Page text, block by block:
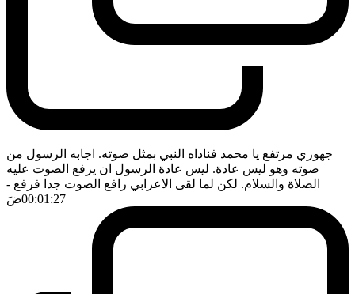
جهوري مرتفع يا محمد فناداه النبي بمثل صوته. اجابه الرسول من
صوته وهو ليس عادة. ليس عادة الرسول ان يرفع الصوت عليه
الصلاة والسلام. لكن لما لقى الاعرابي رافع الصوت جدا فرفع -
00:01:27ضَ